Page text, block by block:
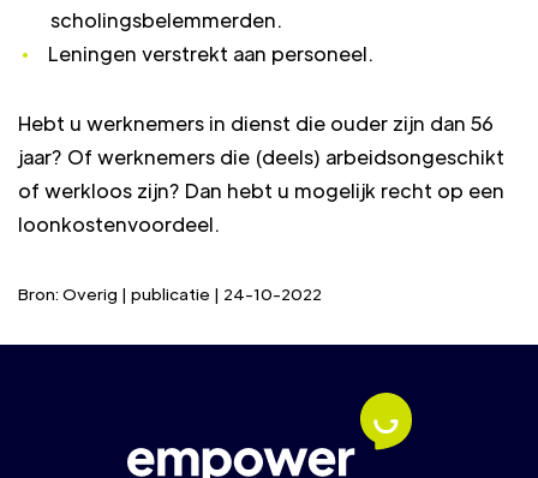
scholingsbelemmerden.
Leningen verstrekt aan personeel.
Hebt u werknemers in dienst die ouder zijn dan 56
jaar? Of werknemers die (deels) arbeidsongeschikt
of werkloos zijn? Dan hebt u mogelijk recht op een
loonkostenvoordeel.
Bron: Overig | publicatie | 24-10-2022